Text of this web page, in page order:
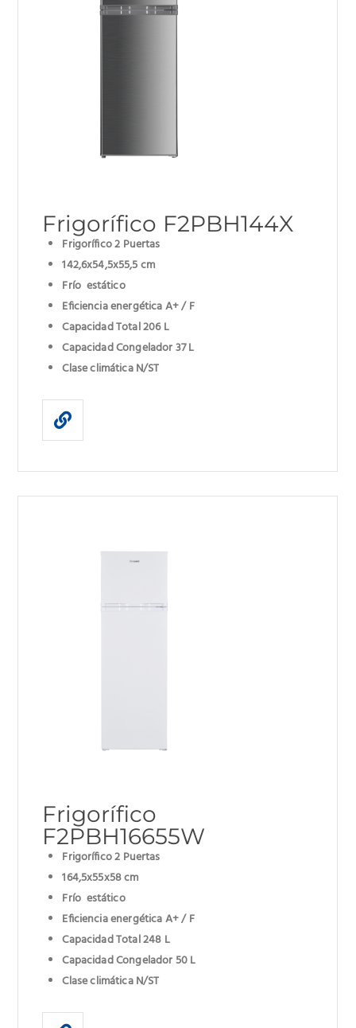
Frigorífico F2PBH144X
Frigorífico 2 Puertas
142,6x54,5x55,5 cm
Frío estático
Eficiencia energética A+ / F
Capacidad Total 206 L
Capacidad Congelador 37 L
Clase climática N/ST
Frigorífico
F2PBH16655W
Frigorífico 2 Puertas
164,5x55x58 cm
Frío estático
Eficiencia energética A+ / F
Capacidad Total 248 L
Capacidad Congelador 50 L
Clase climática N/ST